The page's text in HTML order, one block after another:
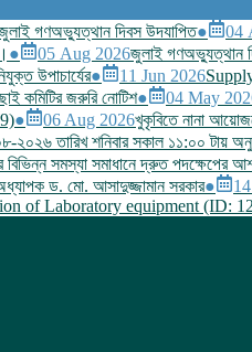
গণঅভ্যুত্থান দিবস উদযাপিত● 04
● 05 Aug 2026জুলাই গণঅভ্যুত্থান
উপাচার্যের● 11 Jun 2026
কমিটির জরুরি নোটিশ● 04 May
● 06 Aug 2026খুকৃবিতে নানা
০৮-২০২৬ তারিখ শনিবার সকাল ১১:০০ টায়
বিভিন্ন সমস্যা সমাধানে দ্রুত পদক্ষেপের
ড. মো. আসাদুজ্জামান সরকার●
of Laboratory equipment (ID: